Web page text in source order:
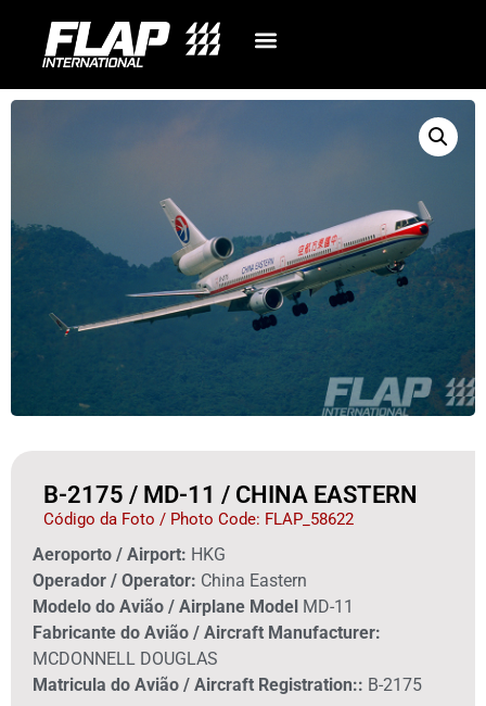
B-2175 / MD-11 / CHINA EASTERN
Código da Foto / Photo Code: FLAP_58622
Aeroporto / Airport: HKG
Operador / Operator: China Eastern
Modelo do Avião / Airplane Model MD-11
Fabricante do Avião / Aircraft Manufacturer:
MCDONNELL DOUGLAS
Matricula do Avião / Aircraft Registration:: B-2175